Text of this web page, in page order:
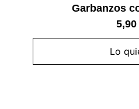
Garbanzos
5,90
Lo